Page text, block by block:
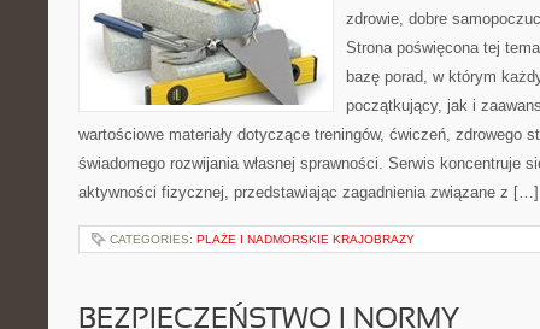
zdrowie, dobre
Strona poświęcona tej
bazę porad, w którym
początkujący, jak i
wartościowe materiały dotyczące treningów, ćwiczeń, zdrowego
świadomego rozwijania własnej sprawności. Serwis koncentruje
aktywności fizycznej, przedstawiając zagadnienia związane z […]
CATEGORIES: PLAŻE I NADMORSKIE KRAJOBRAZY
BEZPIECZEŃSTWO I NORMY